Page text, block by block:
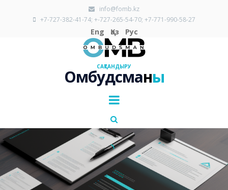
 info@fomb.kz
+7-727-382-41-74; +-727-265-54-70; +7-771-990-58-27
Eng Қаз Рус
САҚТАНДЫРУ
Омбудсманы
